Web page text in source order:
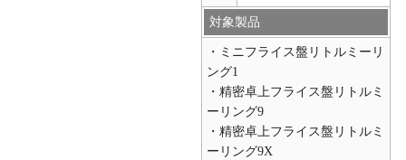
対象製品
・ミニフライス盤リトルミーリ
ング1
・精密卓上フライス盤リトルミ
ーリング9
・精密卓上フライス盤リトルミ
ーリング9X